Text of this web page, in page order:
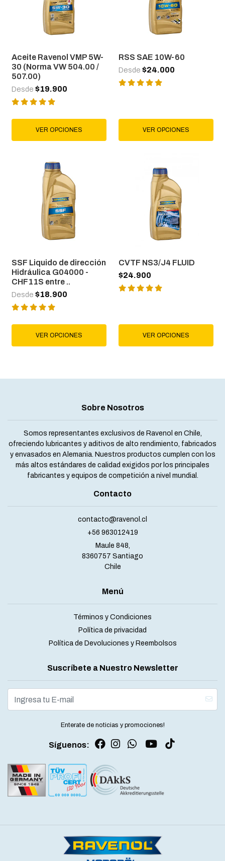
Aceite Ravenol VMP 5W-
30 (Norma VW 504.00 /
507.00)
Desde $19.900
VER OPCIONES
RSS SAE 10W-60
Desde $24.000
VER OPCIONES
SSF Liquido de dirección
Hidráulica G04000 -
CHF11S entre ..
Desde $18.900
VER OPCIONES
CVTF NS3/J4 FLUID
$24.900
VER OPCIONES
Sobre Nosotros
Somos representantes exclusivos de Ravenol en Chile,
ofreciendo lubricantes y aditivos de alto rendimiento, fabricados
y envasados en Alemania. Nuestros productos cumplen con los
más altos estándares de calidad exigidos por los principales
fabricantes y equipos de competición a nivel mundial.
Contacto
contacto@ravenol.cl
+56 963012419
Maule 848,
8360757 Santiago
Chile
Menú
Términos y Condiciones
Política de privacidad
Política de Devoluciones y Reembolsos
Suscríbete a Nuestro Newsletter
Enterate de noticias y promociones!
Síguenos: